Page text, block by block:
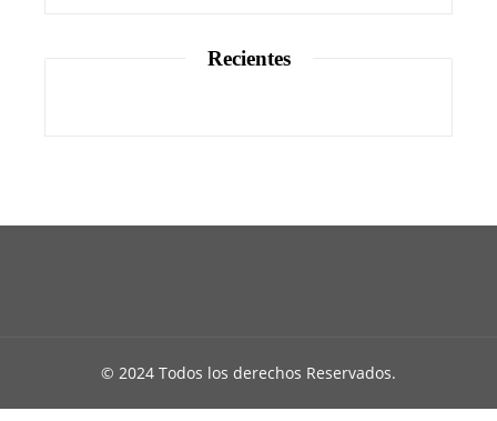
Recientes
© 2024 Todos los derechos Reservados.